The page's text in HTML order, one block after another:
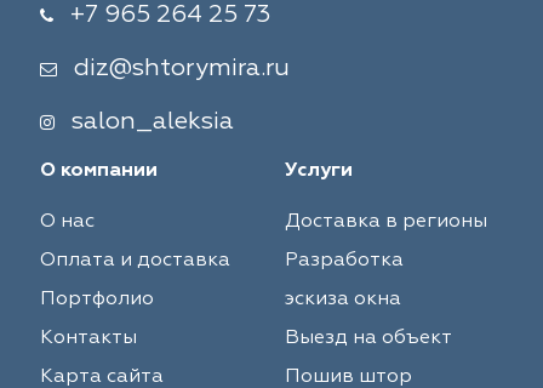
+7 965 264 25 73
diz@shtorymira.ru
salon_aleksia
О компании
О нас
Оплата и доставка
Портфолио
Контакты
Карта сайта
Услуги
Доставка в регионы
Разработка
эскиза окна
Выезд на объект
Пошив штор